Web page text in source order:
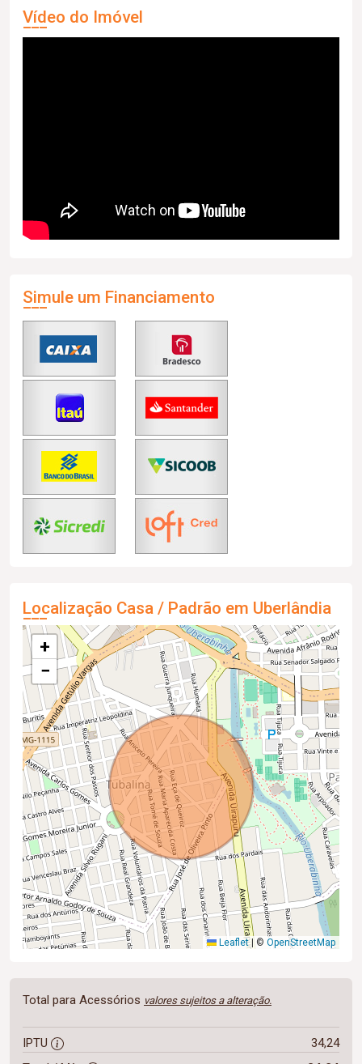
Vídeo do Imóvel
Simule um Financiamento
Localização Casa / Padrão em Uberlândia
+
−
Leaflet |© OpenStreetMap
Total para Acessórios valores sujeitos a alteração.
IPTU
34,24